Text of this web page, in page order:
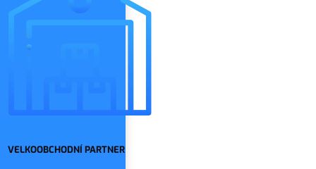
VELKOOBCHODNÍ PARTNER